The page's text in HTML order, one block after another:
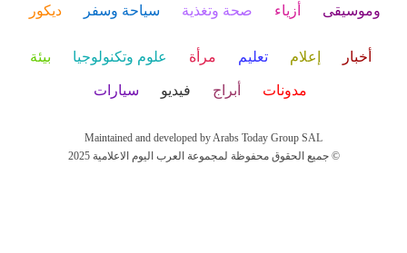
وموسيقى أزياء صحة وتغذية سياحة وسفر ديكور
أخبار إعلام تعليم مرأة علوم وتكنولوجيا بيئة
مدونات أبراج فيديو سيارات
Maintained and developed by Arabs Today Group SAL
جميع الحقوق محفوظة لمجموعة العرب اليوم الاعلامية 2025 ©